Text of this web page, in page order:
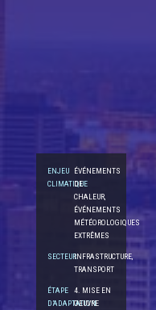
ENJEU
CLIMATIQUE
ÉVÉNEMENTS
DE
CHALEUR,
ÉVÉNEMENTS
MÉTÉOROLOGIQUES
EXTRÊMES
SECTEURINFRASTRUCTURE,
TRANSPORT
ÉTAPE
D’ADAPTATION
4. MISE EN
OEUVRE